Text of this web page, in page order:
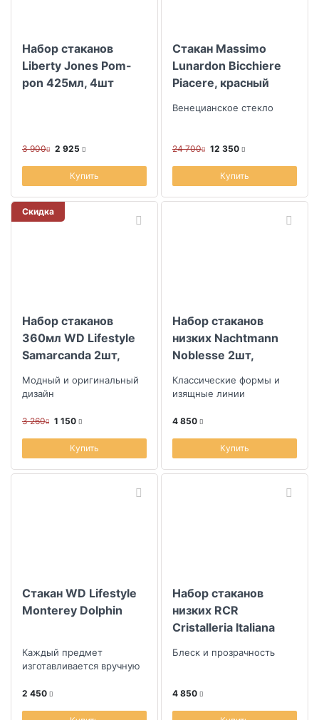
Набор стаканов
Liberty Jones Pom-
pon 425мл, 4шт
3 900 2 925
Купить
Стакан Massimo
Lunardon Bicchiere
Piacere, красный
Венецианское стекло
24 700 12 350
Купить
Скидка
Набор стаканов
360мл WD Lifestyle
Samarcanda 2шт,
Модный и оригинальный
дизайн
3 260 1 150
Купить
Набор стаканов
низких Nachtmann
Noblesse 2шт,
Классические формы и
изящные линии
4 850
Купить
Стакан WD Lifestyle
Monterey Dolphin
Каждый предмет
изготавливается вручную
2 450
Набор стаканов
низких RCR
Cristalleria Italiana
Блеск и прозрачность
4 850